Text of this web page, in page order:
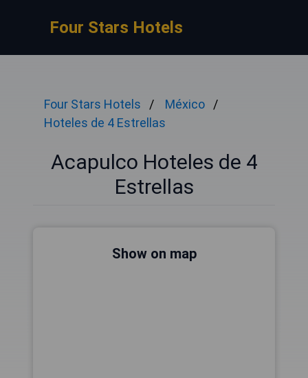
Four Stars Hotels
Four Stars Hotels
México
Hoteles de 4 Estrellas
Acapulco Hoteles de 4
Estrellas
Show on map